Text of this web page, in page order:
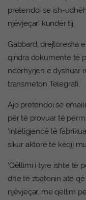
pretendoi se ish-
njëvjeçar’ kundër tij.
Gabbard, drejtoresha
qindra dokumente të
ndërhyrjen e dyshuar
transmeton Telegrafi.
Ajo pretendoi se
për të provuar të
‘inteligjencë të
sikur aktorë të këqij
‘Qëllimi i tyre ishte të
dhe të zbatonin atë
njëvjeçar, me qëllim